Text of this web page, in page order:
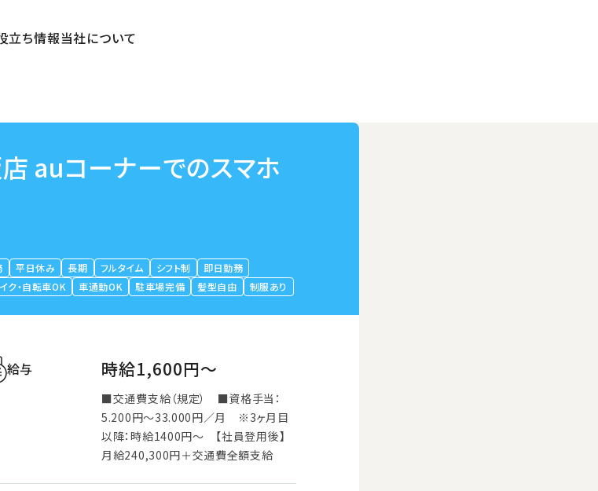
立ち情報当社について
auコーナーでのスマホ
平日休み 長期 フルタイム シフト制
即日勤務
ク・自転車OK 車通勤OK 駐車場完備 髪型自由 制服あり
給与 時給1,600円〜
■交通費支給（規定） ■資格手当：
5.200円～33.000円／月 ※3ヶ月目
以降：時給1400円～ 【社員登用後】
月給240,300円＋交通費全額支給